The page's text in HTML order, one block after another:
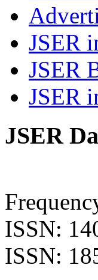
JSER
JSER
JSER
JSER
ISSN:
ISSN: